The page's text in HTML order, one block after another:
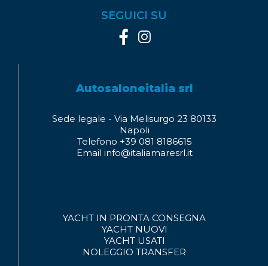
SEGUICI SU
Autosaloneitalia srl
Sede legale - Via Melisurgo 23 80133
Napoli
Telefono +39 081 8186615
Email info@italiamaresrl.it
YACHT IN PRONTA CONSEGNA
YACHT NUOVI
YACHT USATI
NOLEGGIO TRANSFER